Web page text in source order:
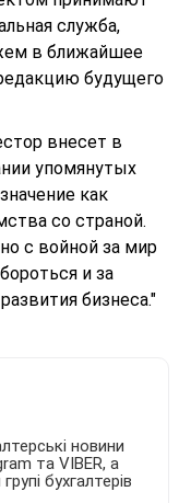
служба,
в ближайшее
будущего
внесет в
упомянутых
как
со страной.
с войной за мир
и за
бизнеса."
новини
та VIBER, а
бухгалтерів